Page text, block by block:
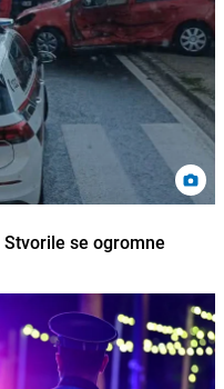
se ogromne